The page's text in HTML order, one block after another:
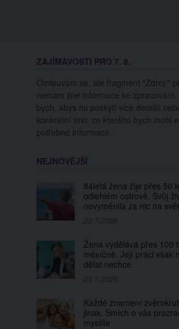
ZAJÍMAVOSTI PRO 7. 8.
Omlouvám se, ale fragment "Zdroj:"
nemám jiné informace ke zpracování.
bych, abys mi poskytl více detailů
konkrétní text, ze kterého bych mohl
potřebné informace.
NEJNOVĚJŠÍ
84letá žena žije přes 50
odlehlém ostrově. Svůj
nevyměnila za nic na
Žena vydělává přes 100
měsíčně. Její práci však
dělat nechce
Každé znamení
jinak. Smích o vás
myslíte